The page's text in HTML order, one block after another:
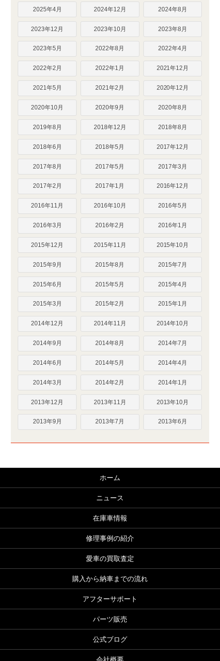
2025年4月 2024年12月 2024年8月
2023年12月 2023年10月 2023年8月
2023年5月 2022年8月 2022年4月
2022年2月 2022年1月 2021年12月
2021年5月 2021年2月 2020年12月
2020年10月 2020年9月 2020年8月
2019年8月 2018年12月 2018年8月
2018年6月 2018年5月 2017年12月
2017年8月 2017年5月 2017年3月
2017年2月 2017年1月 2016年12月
2016年11月 2016年10月 2016年5月
2016年3月 2016年2月 2016年1月
2015年12月 2015年11月 2015年10月
2015年9月 2015年8月 2015年7月
2015年6月 2015年5月 2015年4月
2015年3月 2015年2月 2015年1月
2014年12月 2014年11月 2014年10月
2014年9月 2014年8月 2014年7月
2014年6月 2014年5月 2014年4月
2014年3月 2014年2月 2014年1月
2013年12月 2013年11月 2013年10月
2013年9月 2013年7月 2013年6月
ホーム
ニュース
在庫車情報
修理事例の紹介
愛車の買取査定
購入から納車までの流れ
アフターサポート
パーツ販売
公式ブログ
会社概要